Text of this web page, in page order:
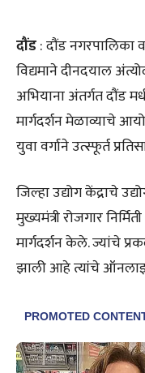
दौंड: दौंड नगरपालिका
विद्यमाने दीनदयाल
अभियाना अंतर्गत दौंड
मार्गदर्शन मेळाव्याचे
युवा वर्गाने उत्स्फूर्त
जिल्हा उद्योग केंद्राचे
मुख्यमंत्री रोजगार
मार्गदर्शन केले. ज्यांचे
झाली आहे त्यांचे